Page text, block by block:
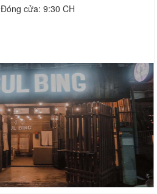
Đóng cửa: 9:30 CH